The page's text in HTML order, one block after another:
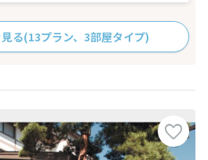
る(13プラン、3部屋タイプ)